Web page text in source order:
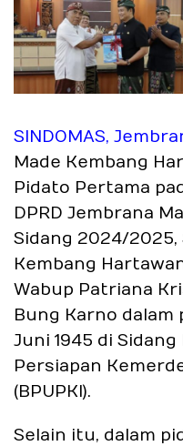
SINDOMAS,
Made Kembang
Pidato Pertama
DPRD Jembrana
Sidang 2024/2025,
Kembang
Wabup Patriana
Bung Karno dalam
Juni 1945 di
Persiapan
(BPUPKI).
Selain itu, dalam